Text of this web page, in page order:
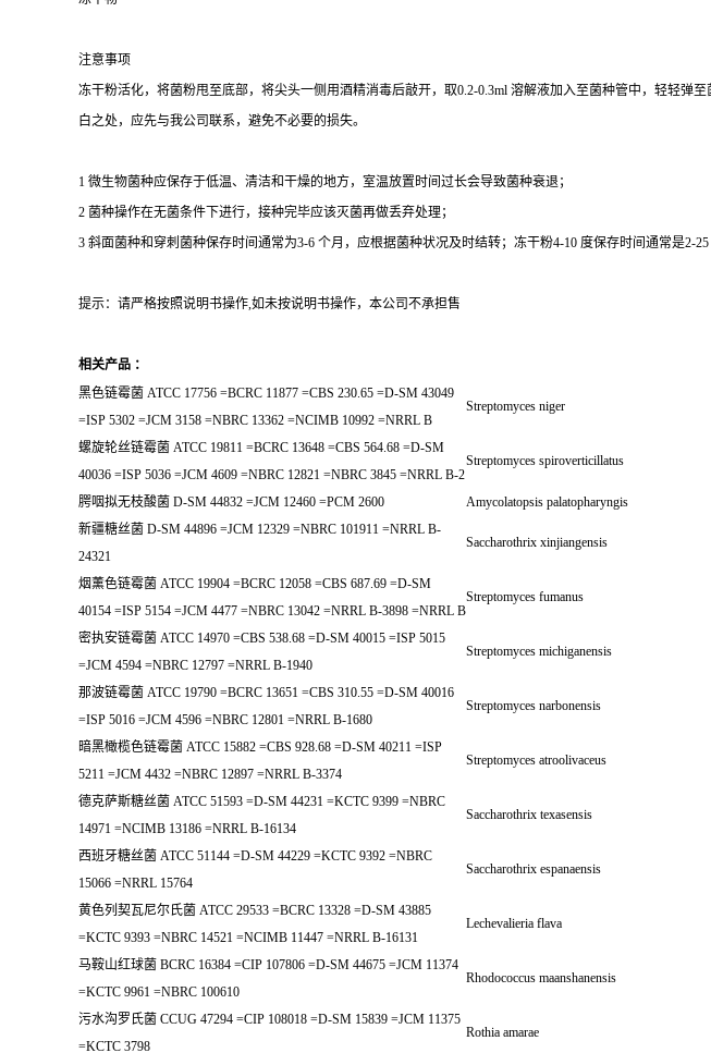
注意事项
冻干粉活化，将菌粉甩至底部，将尖头一侧用酒精消毒后敲开，取0.2-0.3ml 溶解液加入至菌种管中，轻轻
白之处，应先与我公司联系，避免不必要的损失。
1 微生物菌种应保存于低温、清洁和干燥的地方，室温放置时间过长会导致菌种衰退；
2 菌种操作在无菌条件下进行，接种完毕应该灭菌再做丢弃处理；
3 斜面菌种和穿刺菌种保存时间通常为3-6 个月，应根据菌种状况及时结转；冻干粉4-10 度保存时间通常是2-25
提示：请严格按照说明书操作,如未按说明书操作，本公司不承担售
相关产品 ：
黑色链霉菌 ATCC 17756 =BCRC 11877 =CBS 230.65 =D-SM 43049
=ISP 5302 =JCM 3158 =NBRC 13362 =NCIMB 10992 =NRRL B
Streptomyces niger
螺旋轮丝链霉菌 ATCC 19811 =BCRC 13648 =CBS 564.68 =D-SM
40036 =ISP 5036 =JCM 4609 =NBRC 12821 =NBRC 3845 =NRRL B-2
Streptomyces spiroverticillatus
腭咽拟无枝酸菌 D-SM 44832 =JCM 12460 =PCM 2600 Amycolatopsis palatopharyngis
新疆糖丝菌 D-SM 44896 =JCM 12329 =NBRC 101911 =NRRL B-
24321
Saccharothrix xinjiangensis
烟薰色链霉菌 ATCC 19904 =BCRC 12058 =CBS 687.69 =D-SM
40154 =ISP 5154 =JCM 4477 =NBRC 13042 =NRRL B-3898 =NRRL B
Streptomyces fumanus
密执安链霉菌 ATCC 14970 =CBS 538.68 =D-SM 40015 =ISP 5015
=JCM 4594 =NBRC 12797 =NRRL B-1940
Streptomyces michiganensis
那波链霉菌 ATCC 19790 =BCRC 13651 =CBS 310.55 =D-SM 40016
=ISP 5016 =JCM 4596 =NBRC 12801 =NRRL B-1680
Streptomyces narbonensis
暗黑橄榄色链霉菌 ATCC 15882 =CBS 928.68 =D-SM 40211 =ISP
5211 =JCM 4432 =NBRC 12897 =NRRL B-3374
Streptomyces atroolivaceus
德克萨斯糖丝菌 ATCC 51593 =D-SM 44231 =KCTC 9399 =NBRC
14971 =NCIMB 13186 =NRRL B-16134
Saccharothrix texasensis
西班牙糖丝菌 ATCC 51144 =D-SM 44229 =KCTC 9392 =NBRC
15066 =NRRL 15764
Saccharothrix espanaensis
黄色列契瓦尼尔氏菌 ATCC 29533 =BCRC 13328 =D-SM 43885
=KCTC 9393 =NBRC 14521 =NCIMB 11447 =NRRL B-16131
Lechevalieria flava
马鞍山红球菌 BCRC 16384 =CIP 107806 =D-SM 44675 =JCM 11374
=KCTC 9961 =NBRC 100610
Rhodococcus maanshanensis
污水沟罗氏菌 CCUG 47294 =CIP 108018 =D-SM 15839 =JCM 11375
=KCTC 3798
Rothia amarae